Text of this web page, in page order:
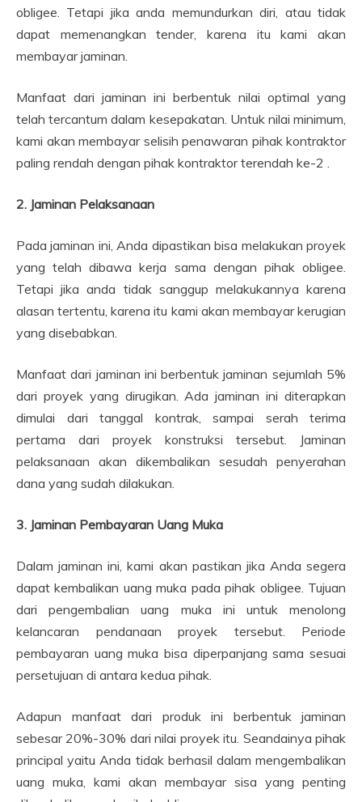
obligee. Tetapi jika anda memundurkan diri, atau tidak
dapat memenangkan tender, karena itu kami akan
membayar jaminan.
Manfaat dari jaminan ini berbentuk nilai optimal yang
telah tercantum dalam kesepakatan. Untuk nilai minimum,
kami akan membayar selisih penawaran pihak kontraktor
paling rendah dengan pihak kontraktor terendah ke-2 .
2. Jaminan Pelaksanaan
Pada jaminan ini, Anda dipastikan bisa melakukan proyek
yang telah dibawa kerja sama dengan pihak obligee.
Tetapi jika anda tidak sanggup melakukannya karena
alasan tertentu, karena itu kami akan membayar kerugian
yang disebabkan.
Manfaat dari jaminan ini berbentuk jaminan sejumlah 5%
dari proyek yang dirugikan. Ada jaminan ini diterapkan
dimulai dari tanggal kontrak, sampai serah terima
pertama dari proyek konstruksi tersebut. Jaminan
pelaksanaan akan dikembalikan sesudah penyerahan
dana yang sudah dilakukan.
3. Jaminan Pembayaran Uang Muka
Dalam jaminan ini, kami akan pastikan jika Anda segera
dapat kembalikan uang muka pada pihak obligee. Tujuan
dari pengembalian uang muka ini untuk menolong
kelancaran pendanaan proyek tersebut. Periode
pembayaran uang muka bisa diperpanjang sama sesuai
persetujuan di antara kedua pihak.
Adapun manfaat dari produk ini berbentuk jaminan
sebesar 20%-30% dari nilai proyek itu. Seandainya pihak
principal yaitu Anda tidak berhasil dalam mengembalikan
uang muka, kami akan membayar sisa yang penting